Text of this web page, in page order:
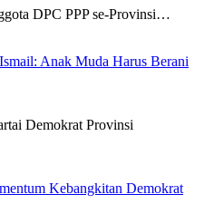
DPC PPP se-Provinsi…
Anak Muda Harus Berani
Demokrat Provinsi
Kebangkitan Demokrat